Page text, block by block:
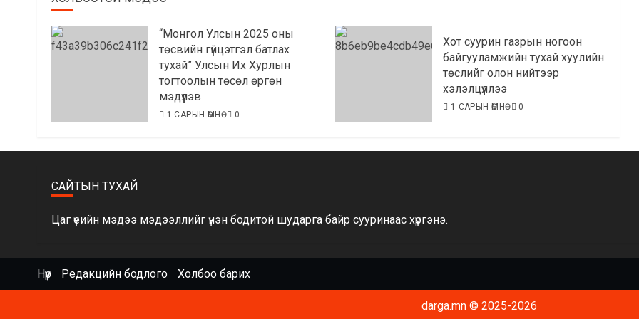
“Монгол Улсын 2025 оны
төсвийн гүйцэтгэл батлах
тухай” Улсын Их Хурлын
тогтоолын төсөл өргөн
мэдүүлэв
1 САРЫН ӨМНӨ 0
Хот суурин газрын ногоон
байгууламжийн тухай хуулийн
төслийг олон нийтээр
хэлэлцүүллээ
1 САРЫН ӨМНӨ 0
САЙТЫН ТУХАЙ
Цаг үеийн мэдээ мэдээллийг үнэн бодитой шударга байр сууринаас хүргэнэ.
Нүүр Редакцийн бодлого Холбоо барих
darga.mn © 2025-2026